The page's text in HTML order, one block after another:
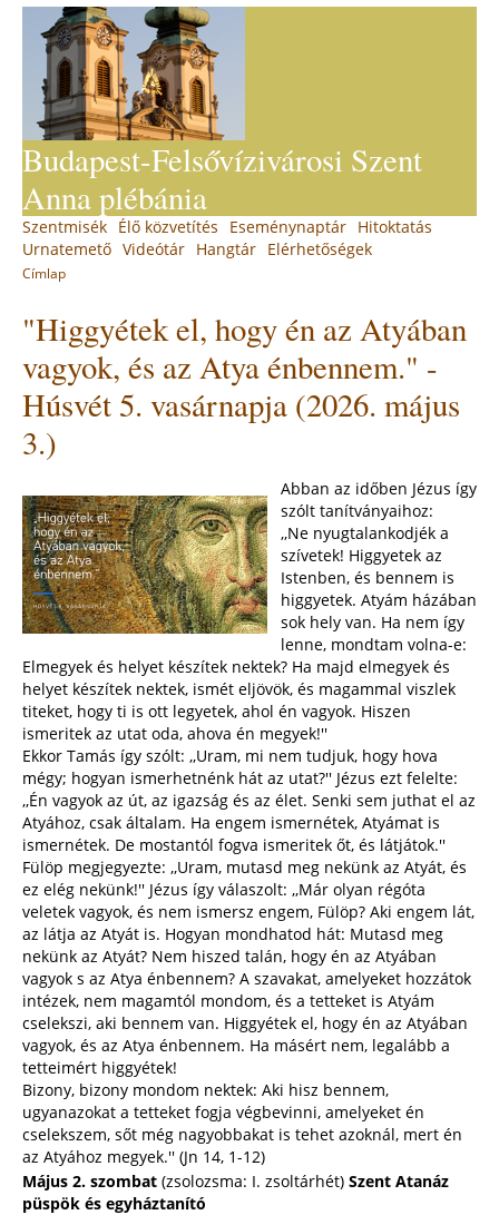
navigation
Budapest-Felsővízivárosi Szent
Anna plébánia
are
here
Címlap
to
top
"Higgyétek el, hogy én az Atyában
vagyok, és az Atya énbennem." -
Húsvét 5. vasárnapja (2026. május
3.)
Abban az időben Jézus így
szólt tanítványaihoz:
,,Ne nyugtalankodjék a
szívetek! Higgyetek az
Istenben, és bennem is
higgyetek. Atyám házában
sok hely van. Ha nem így
lenne, mondtam volna-e:
Elmegyek és helyet készítek nektek? Ha majd elmegyek és
helyet készítek nektek, ismét eljövök, és magammal viszlek
titeket, hogy ti is ott legyetek, ahol én vagyok. Hiszen
ismeritek az utat oda, ahova én megyek!''
Ekkor Tamás így szólt: ,,Uram, mi nem tudjuk, hogy hova
mégy; hogyan ismerhetnénk hát az utat?'' Jézus ezt felelte:
,,Én vagyok az út, az igazság és az élet. Senki sem juthat el az
Atyához, csak általam. Ha engem ismernétek, Atyámat is
ismernétek. De mostantól fogva ismeritek őt, és látjátok.''
Fülöp megjegyezte: ,,Uram, mutasd meg nekünk az Atyát, és
ez elég nekünk!'' Jézus így válaszolt: ,,Már olyan régóta
veletek vagyok, és nem ismersz engem, Fülöp? Aki engem lát,
az látja az Atyát is. Hogyan mondhatod hát: Mutasd meg
nekünk az Atyát? Nem hiszed talán, hogy én az Atyában
vagyok s az Atya énbennem? A szavakat, amelyeket hozzátok
intézek, nem magamtól mondom, és a tetteket is Atyám
cselekszi, aki bennem van. Higgyétek el, hogy én az Atyában
vagyok, és az Atya énbennem. Ha másért nem, legalább a
tetteimért higgyétek!
Bizony, bizony mondom nektek: Aki hisz bennem,
ugyanazokat a tetteket fogja végbevinni, amelyeket én
cselekszem, sőt még nagyobbakat is tehet azoknál, mert én
az Atyához megyek.'' (Jn 14, 1-12)
Május 2. szombat (zsolozsma: I. zsoltárhét) Szent Atanáz
püspök és egyháztanító
Back
to
top
Main
menu
Szentmisék Élő közvetítés Eseménynaptár Hitoktatás
Urnatemető Videótár Hangtár Elérhetőségek